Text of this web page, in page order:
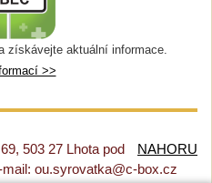
získávejte aktuální informace.
>>
NAHORU
503 27 Lhota pod
ou.syrovatka@c-box.cz